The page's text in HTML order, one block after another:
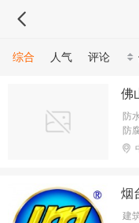
综合 人气 评论
佛
防
防
烟
建